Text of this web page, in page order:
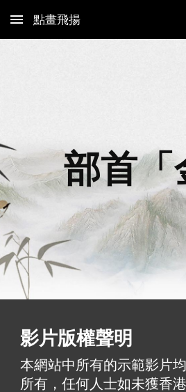
Skip to main content
點畫飛揚
部首「
影片版權聲明
本網站中所有的示範影片
所有，任何人士如未獲香